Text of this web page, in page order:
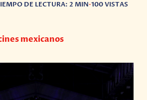
DE LECTURA: 2 MIN•100 VISTAS
mexicanos